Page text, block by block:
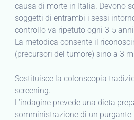
causa di morte in Italia. Devono
soggetti di entrambi i sessi
controllo va ripetuto ogni 3-5
La metodica consente il
(precursori del tumore) sino a 3
Sostituisce la colonscopia
screening.
L’indagine prevede una dieta
somministrazione di un purgante